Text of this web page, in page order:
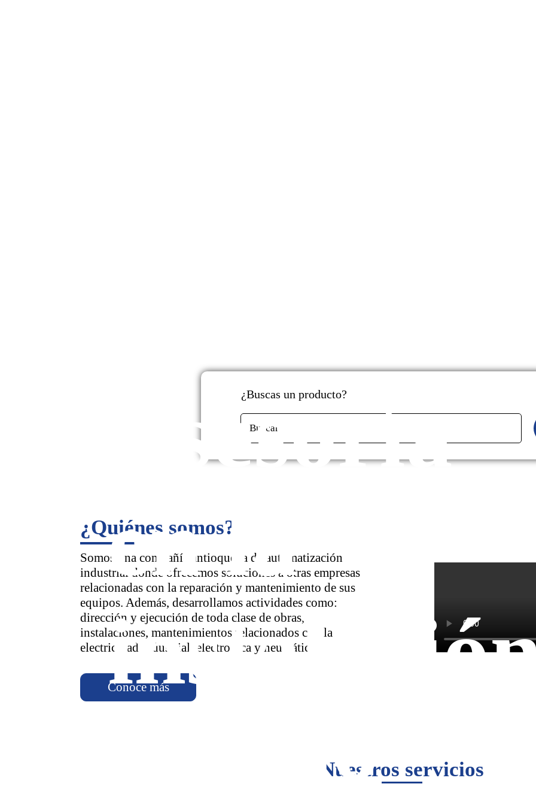
¿Buscas un producto?
Buscar
¿Quiénes somos?
Somos una compañía antioqueña de automatización
industrial donde ofrecemos soluciones a otras empresas
relacionadas con la reparación y mantenimiento de sus
equipos. Además, desarrollamos actividades como:
dirección y ejecución de toda clase de obras,
instalaciones, mantenimientos relacionados con la
electricidad industrial, electrónica y neumática.
Conoce más
Nuestros servicios
Diseño
Asesoría
en la